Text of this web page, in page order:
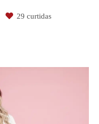
29 curtidas